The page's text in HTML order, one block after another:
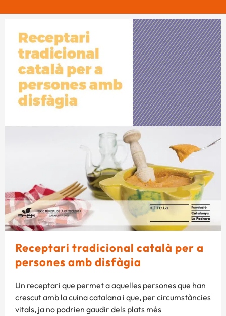
Receptari tradicional català per a
persones amb disfàgia
Un receptari que permet a aquelles persones que han
crescut amb la cuina catalana i que, per circumstàncies
vitals, ja no podrien gaudir dels plats més